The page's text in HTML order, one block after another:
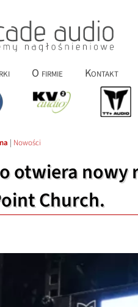
O firmie Kontakt
| Nowości
otwiera
Church.